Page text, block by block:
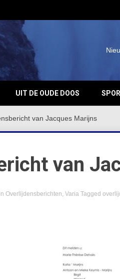
UIT DE OUDE DOOS
van Jacques Marijns
van
in Overlijdensberichten, Varia Tagged